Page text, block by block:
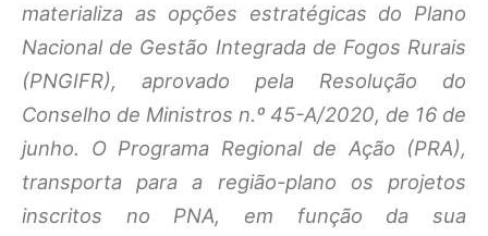
materializa as opções estratégicas do Plano
Nacional de Gestão Integrada de Fogos Rurais
(PNGIFR), aprovado pela Resolução do
Conselho de Ministros n.º 45-A/2020, de 16 de
junho. O Programa Regional de Ação (PRA),
transporta para a região-plano os projetos
inscritos no PNA, em função da sua